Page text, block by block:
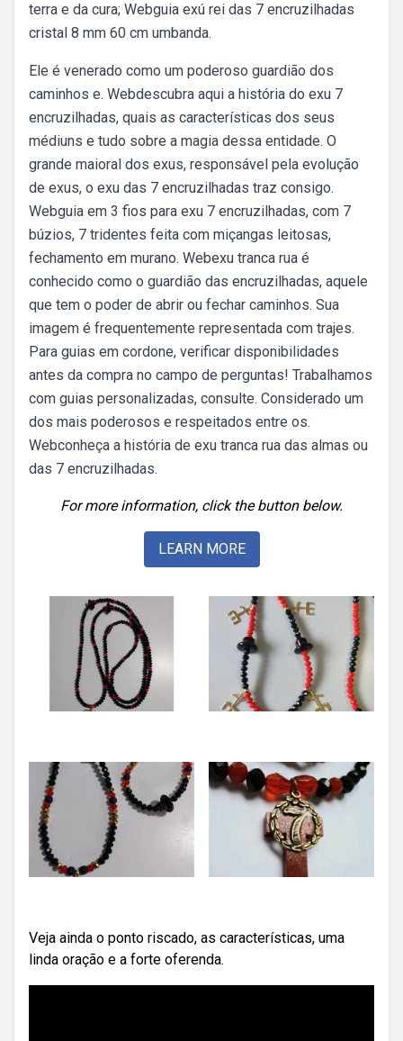
terra e da cura; Webguia exú rei das 7 encruzilhadas
cristal 8 mm 60 cm umbanda.
Ele é venerado como um poderoso guardião dos
caminhos e. Webdescubra aqui a história do exu 7
encruzilhadas, quais as características dos seus
médiuns e tudo sobre a magia dessa entidade. O
grande maioral dos exus, responsável pela evolução
de exus, o exu das 7 encruzilhadas traz consigo.
Webguia em 3 fios para exu 7 encruzilhadas, com 7
búzios, 7 tridentes feita com miçangas leitosas,
fechamento em murano. Webexu tranca rua é
conhecido como o guardião das encruzilhadas, aquele
que tem o poder de abrir ou fechar caminhos. Sua
imagem é frequentemente representada com trajes.
Para guias em cordone, verificar disponibilidades
antes da compra no campo de perguntas! Trabalhamos
com guias personalizadas, consulte. Considerado um
dos mais poderosos e respeitados entre os.
Webconheça a história de exu tranca rua das almas ou
das 7 encruzilhadas.
For more information, click the button below.
LEARN MORE
Veja ainda o ponto riscado, as características, uma
linda oração e a forte oferenda.